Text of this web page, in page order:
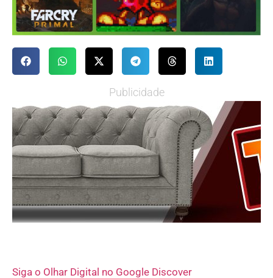
Publicidade
Siga o Olhar Digital no Google Discover